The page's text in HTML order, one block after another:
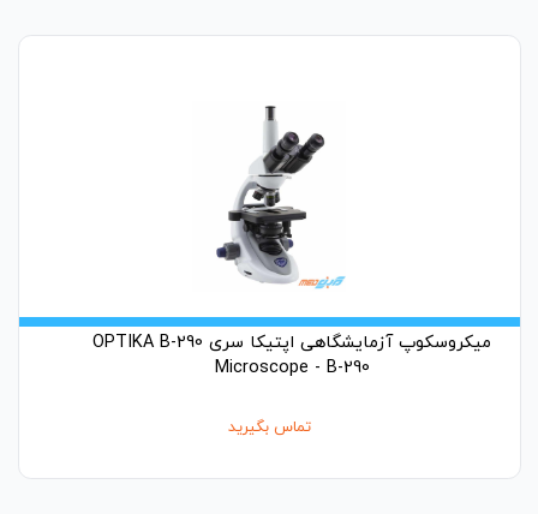
میکروسکوپ آزمایشگاهی اپتیکا سری OPTIKA B-290
Microscope - B-290
تماس بگیرید